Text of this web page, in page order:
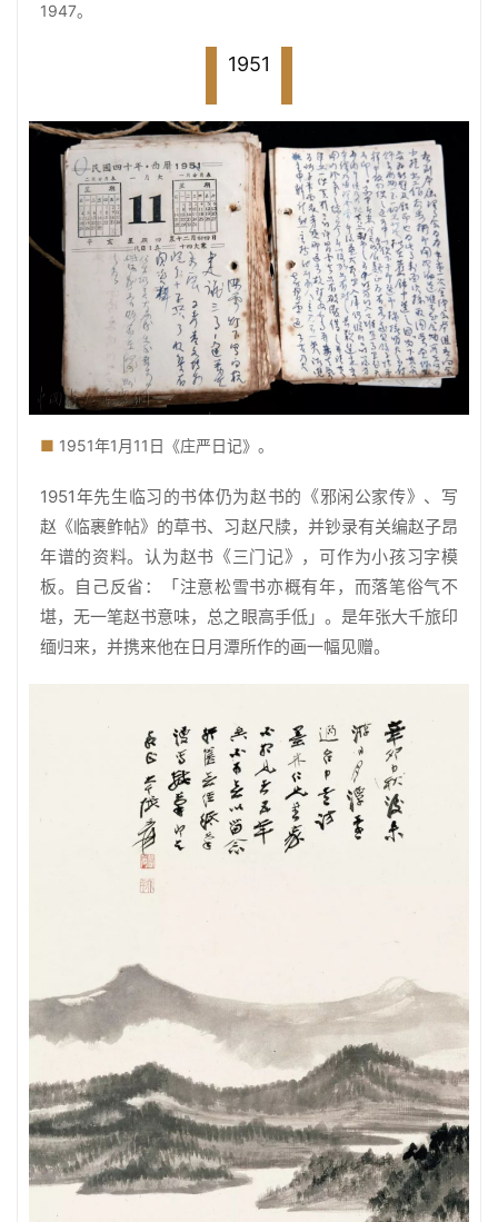
研
究
法
书
欣
赏
1947。
1951
■ 1951年1月11日《庄严日记》。
1951年先生临习的书体仍为赵书的《邪闲公家传》、写
赵《临裹鲊帖》的草书、习赵尺牍，并钞录有关编赵子昂
年谱的资料。认为赵书《三门记》，可作为小孩习字模
板。自己反省：「注意松雪书亦概有年，而落笔俗气不
堪，无一笔赵书意味，总之眼高手低」。是年张大千旅印
缅归来，并携来他在日月潭所作的画一幅见赠。